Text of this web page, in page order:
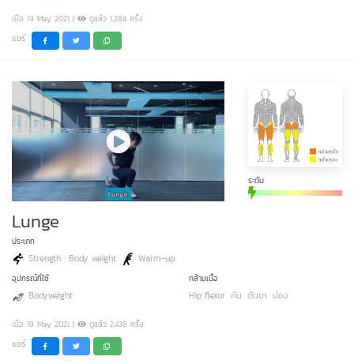
เมื่อ 19 May 2021 | ดูแล้ว 1,284 ครั้ง
แชร์
ระดับ
Lunge
ประเภท
Strength : Body weight Warm-up
อุปกรณ์ที่ใช้
Bodyweight
กล้ามเนื้อ
Hip flexor ก้น ต้นขา น่อง
เมื่อ 19 May 2021 | ดูแล้ว 2,438 ครั้ง
แชร์